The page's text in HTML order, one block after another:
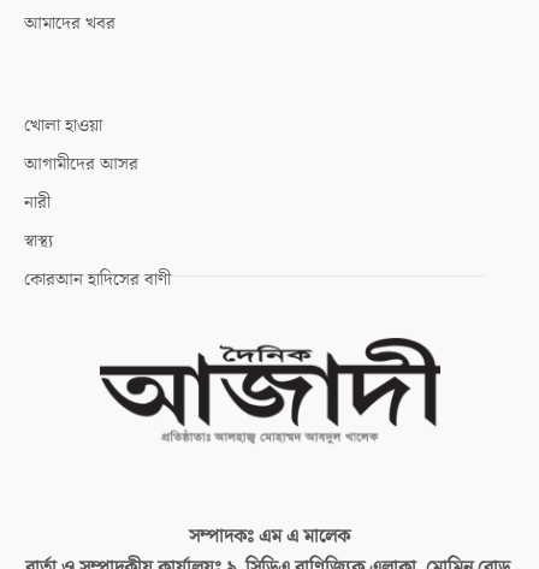
আমাদের খবর
খোলা হাওয়া
আগামীদের আসর
নারী
স্বাস্থ্য
কোরআন হাদিসের বাণী
সম্পাদকঃএম এ মালেক